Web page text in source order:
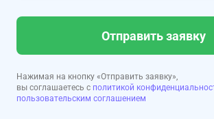
Отправить заявку
Нажимая на кнопку «Отправить заявку»,
вы соглашаетесь с политикой
пользовательским соглашением